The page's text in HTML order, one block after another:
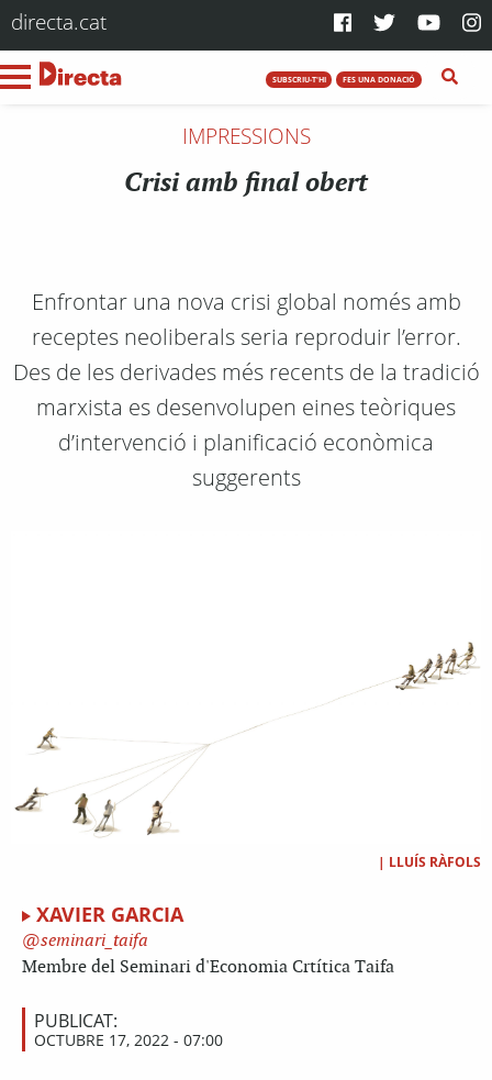
directa.cat
SUBSCRIU-T'HI FES UNA DONACIÓ
IMPRESSIONS
Crisi amb final obert
Enfrontar una nova crisi global només amb
receptes neoliberals seria reproduir l’error.
Des de les derivades més recents de la tradició
marxista es desenvolupen eines teòriques
d’intervenció i planificació econòmica
suggerents
| LLUÍS RÀFOLS
XAVIER GARCIA
seminari_taifa
Membre del Seminari d'Economia Crtítica Taifa
PUBLICAT:
OCTUBRE 17, 2022 - 07:00